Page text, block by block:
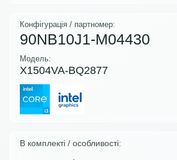
Конфігурація / партномер:
90NB10J1-M04430
Модель:
X1504VA-BQ2877
В комплекті / особливості: